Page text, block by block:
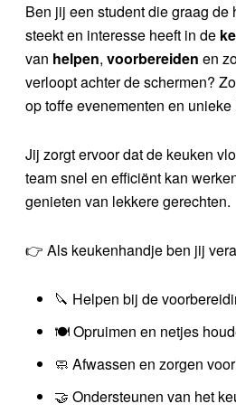
Ben jij een student die graag de
steekt en interesse heeft in de
van helpen, voorbereiden en
verloopt achter de schermen?
op toffe evenementen en unieke
Jij zorgt ervoor dat de keuken
team snel en efficiënt kan
genieten van lekkere gerechten.
👉 Als keukenhandje ben jij
🔪 Helpen bij de
🍽️ Opruimen en netjes
🧼 Afwassen en zorgen
🤝 Ondersteunen van het